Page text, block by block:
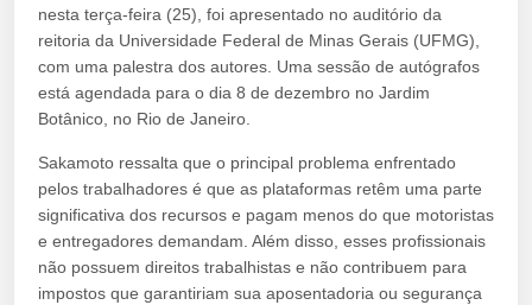
nesta terça-feira (25), foi apresentado no auditório da
reitoria da Universidade Federal de Minas Gerais (UFMG),
com uma palestra dos autores. Uma sessão de autógrafos
está agendada para o dia 8 de dezembro no Jardim
Botânico, no Rio de Janeiro.
Sakamoto ressalta que o principal problema enfrentado
pelos trabalhadores é que as plataformas retêm uma parte
significativa dos recursos e pagam menos do que motoristas
e entregadores demandam. Além disso, esses profissionais
não possuem direitos trabalhistas e não contribuem para
impostos que garantiriam sua aposentadoria ou segurança